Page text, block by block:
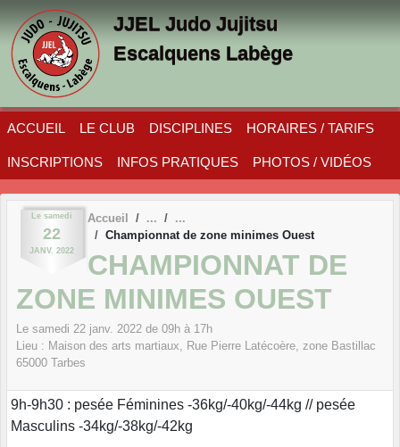
JJEL Judo Jujitsu
Escalquens Labège
ACCUEIL LE CLUB DISCIPLINES HORAIRES / TARIFS
INSCRIPTIONS INFOS PRATIQUES PHOTOS / VIDÉOS
Le samedi
22
JANV. 2022
Accueil
Championnat de zone minimes Ouest
CHAMPIONNAT DE
ZONE MINIMES OUEST
Le samedi 22 janv. 2022 de 09h à 17h
Lieu : Maison des arts martiaux, Rue Pierre Latécoère, zone Bastillac
65000 Tarbes
9h-9h30 : pesée Féminines -36kg/-40kg/-44kg // pesée
Masculins -34kg/-38kg/-42kg
Panneau de gestion des cookies